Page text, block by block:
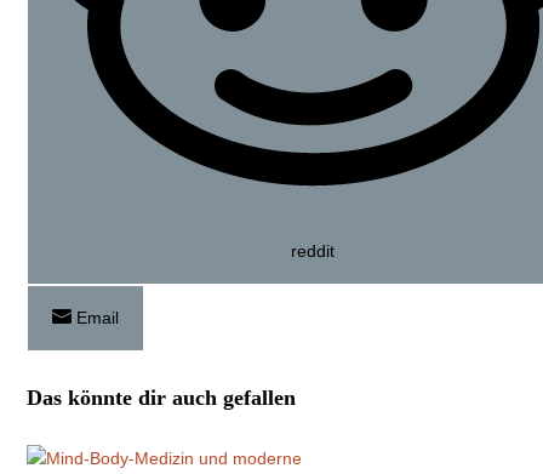
reddit
Email
Das könnte dir auch gefallen